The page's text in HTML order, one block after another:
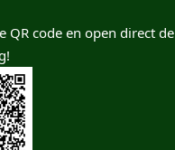
QR code en open direct de